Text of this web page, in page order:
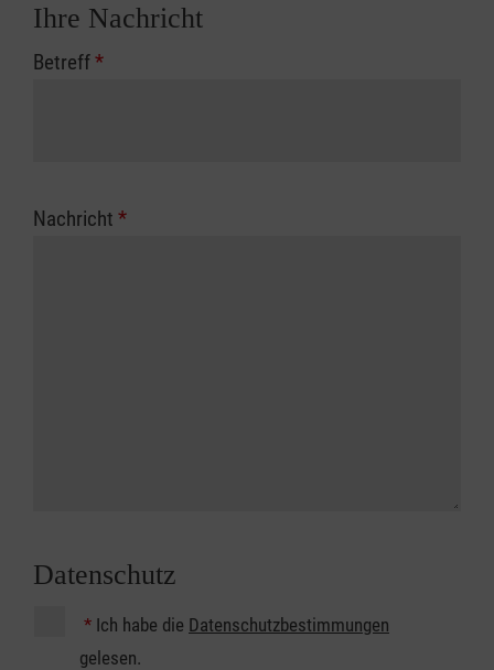
Ihre Nachricht
Betreff*
Nachricht *
Datenschutz
* Ich habe die Datenschutzbestimmungen
gelesen.